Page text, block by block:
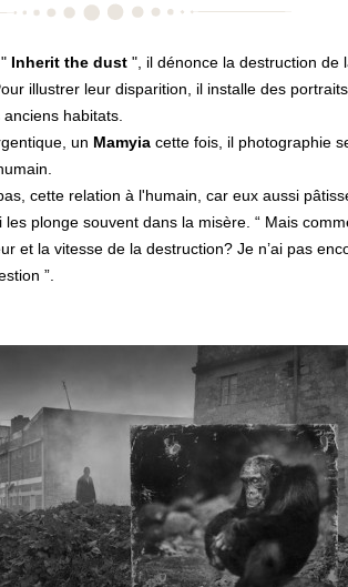
Inherit the dust ", il dénonce la destruction de
illustrer leur disparition, il installe des
habitats.
un Mamyia cette fois, il photographie
cette relation à l'humain, car eux aussi
les plonge souvent dans la misère. “ Mais
et la vitesse de la destruction? Je n’ai pas
”.